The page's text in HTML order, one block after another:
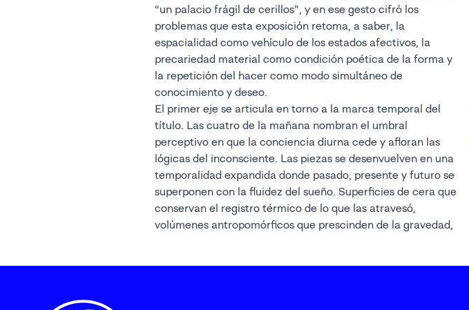
“un palacio frágil de cerillos”, y en ese gesto cifró los
problemas que esta exposición retoma, a saber, la
espacialidad como vehículo de los estados afectivos, la
precariedad material como condición poética de la forma y
la repetición del hacer como modo simultáneo de
conocimiento y deseo.
El primer eje se articula en torno a la marca temporal del
título. Las cuatro de la mañana nombran el umbral
perceptivo en que la conciencia diurna cede y afloran las
lógicas del inconsciente. Las piezas se desenvuelven en una
temporalidad expandida donde pasado, presente y futuro se
superponen con la fluidez del sueño. Superficies de cera que
conservan el registro térmico de lo que las atravesó,
volúmenes antropomórficos que prescinden de la gravedad,